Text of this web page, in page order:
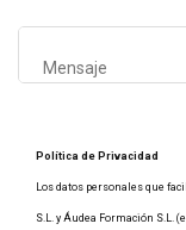
Política de Privacidad
Los datos personales que
S.L. y Áudea Formación S.L.